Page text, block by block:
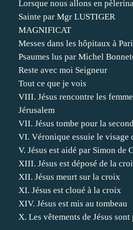
Lorsque nous allons en
Sainte par Mgr LUSTIGER
MAGNIFICAT
Messes dans les hôpitaux à
Psaumes lus par Michel
Reste avec moi Seigneur
Tout ce que je vois
VIII. Jésus rencontre les
Jérusalem
VII. Jésus tombe pour la
VI. Véronique essuie le visage
V. Jésus est aidé par Simon de
XIII. Jésus est déposé de la
XII. Jésus meurt sur la croix
XI. Jésus est cloué à la croix
XIV. Jésus est mis au tombeau
X. Les vêtements de Jésus sont